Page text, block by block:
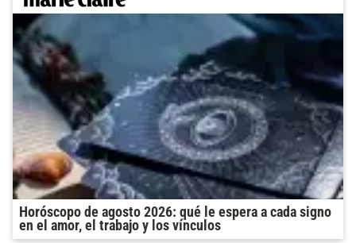
Horóscopo de agosto 2026: qué le espera a cada signo
en el amor, el trabajo y los vínculos